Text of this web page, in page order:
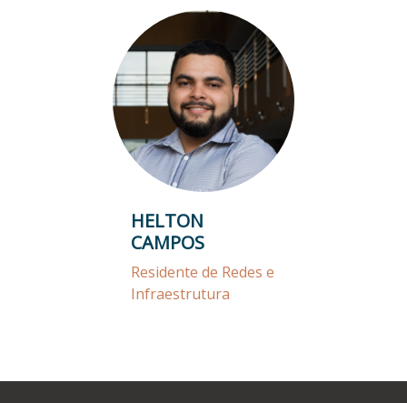
HELTON
CAMPOS
Residente de Redes e
Infraestrutura